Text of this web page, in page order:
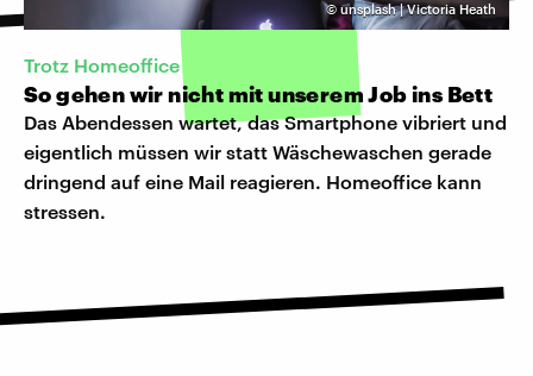
© unsplash | Victoria Heath
Trotz Homeoffice
So gehen wir nicht mit unserem Job ins Bett
Das Abendessen wartet, das Smartphone vibriert und
eigentlich müssen wir statt Wäschewaschen gerade
dringend auf eine Mail reagieren. Homeoffice kann
stressen.